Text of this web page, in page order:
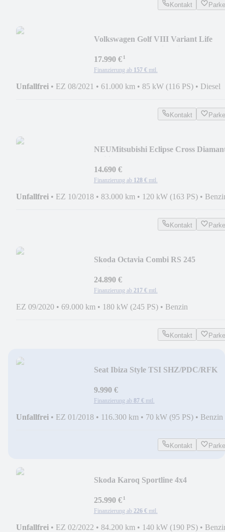
Kontakt
Volkswagen Golf VIII Variant Life
17.990 €¹
Finanzierung ab 157 € mtl.
Unfallfrei • EZ 08/2021 • 61.000 km • 85 kW (116 PS) • Diesel
Kontakt
NEUMitsubishi Eclipse Cross
14.690 €
Finanzierung ab 128 € mtl.
Unfallfrei • EZ 10/2018 • 83.000 km • 120 kW (163 PS) •
Kontakt
Skoda Octavia Combi RS 245
24.890 €
Finanzierung ab 217 € mtl.
EZ 09/2020 • 69.000 km • 180 kW (245 PS) • Benzin
Kontakt
Seat Ibiza Style TSI SHZ/PDC/RFK
9.990 €
Finanzierung ab 87 € mtl.
Unfallfrei • EZ 01/2018 • 116.300 km • 70 kW (95 PS) • Benzin
Kontakt
Skoda Karoq Sportline 4x4
25.990 €¹
Finanzierung ab 226 € mtl.
Unfallfrei • EZ 02/2022 • 84.200 km • 140 kW (190 PS) •